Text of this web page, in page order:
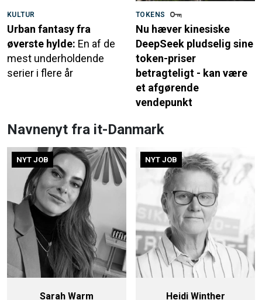
KULTUR
Urban fantasy fra
øverste hylde: En af de
mest underholdende
serier i flere år
TOKENS
Nu hæver kinesiske
DeepSeek pludselig sine
token-priser
betragteligt - kan være
et afgørende
vendepunkt
Navnenyt fra it-Danmark
NYT JOB
Sarah Warm
NYT JOB
Heidi Winther